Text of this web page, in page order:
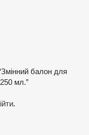
балон для
мл.”
.